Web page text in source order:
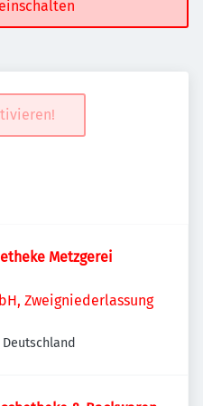
Metzgerei
Zweigniederlassung